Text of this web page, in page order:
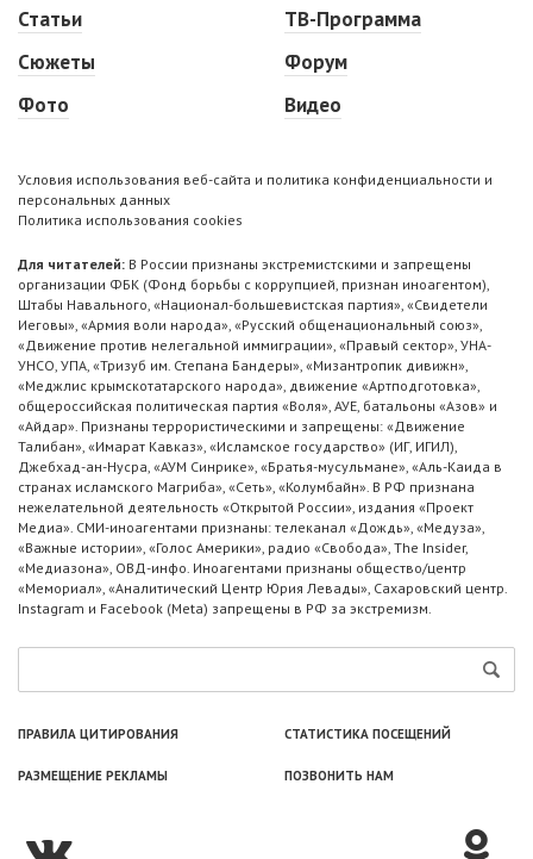
Статьи
Сюжеты
Фото
ТВ-Программа
Форум
Видео
Условия использования веб-сайта и политика конфиденциальности и
персональных данных
Политика использования cookies
Для читателей: В России признаны экстремистскими и запрещены
организации ФБК (Фонд борьбы с коррупцией, признан иноагентом),
Штабы Навального, «Национал-большевистская партия», «Свидетели
Иеговы», «Армия воли народа», «Русский общенациональный союз»,
«Движение против нелегальной иммиграции», «Правый сектор», УНА-
УНСО, УПА, «Тризуб им. Степана Бандеры», «Мизантропик дивижн»,
«Меджлис крымскотатарского народа», движение «Артподготовка»,
общероссийская политическая партия «Воля», АУЕ, батальоны «Азов» и
«Айдар». Признаны террористическими и запрещены: «Движение
Талибан», «Имарат Кавказ», «Исламское государство» (ИГ, ИГИЛ),
Джебхад-ан-Нусра, «АУМ Синрике», «Братья-мусульмане», «Аль-Каида в
странах исламского Магриба», «Сеть», «Колумбайн». В РФ признана
нежелательной деятельность «Открытой России», издания «Проект
Медиа». СМИ-иноагентами признаны: телеканал «Дождь», «Медуза»,
«Важные истории», «Голос Америки», радио «Свобода», The Insider,
«Медиазона», ОВД-инфо. Иноагентами признаны общество/центр
«Мемориал», «Аналитический Центр Юрия Левады», Сахаровский центр.
Instagram и Facebook (Metа) запрещены в РФ за экстремизм.
ПРАВИЛА ЦИТИРОВАНИЯ СТАТИСТИКА ПОСЕЩЕНИЙ
РАЗМЕЩЕНИЕ РЕКЛАМЫ ПОЗВОНИТЬ НАМ